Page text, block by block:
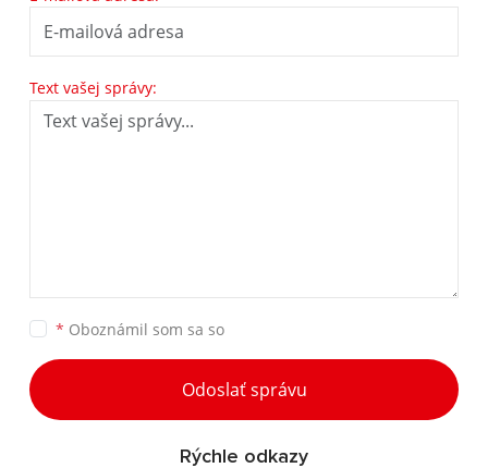
Text vašej správy:
* Oboznámil som sa so
Odoslať správu
Rýchle odkazy